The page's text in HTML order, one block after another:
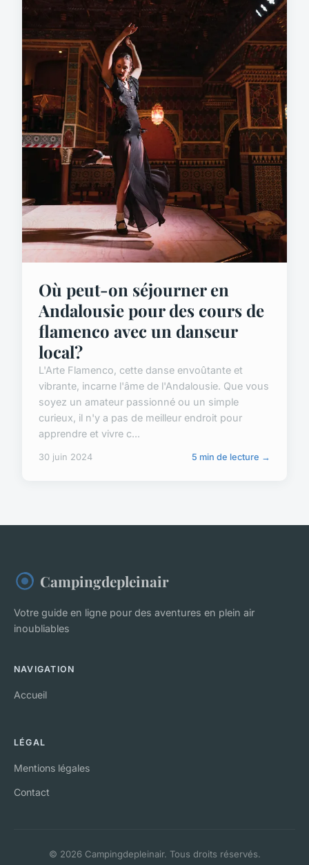
Où peut-on séjourner en
Andalousie pour des cours de
flamenco avec un danseur
local?
L'Arte Flamenco, cette danse envoûtante et
vibrante, incarne l'âme de l'Andalousie. Que vous
soyez un amateur passionné ou un simple
curieux, il n'y a pas de meilleur endroit pour
apprendre et vivre c...
30 juin 2024 5 min de lecture →
Campingdepleinair
Votre guide en ligne pour des aventures en plein air
inoubliables
NAVIGATION
Accueil
LÉGAL
Mentions légales
Contact
© 2026 Campingdepleinair. Tous droits réservés.